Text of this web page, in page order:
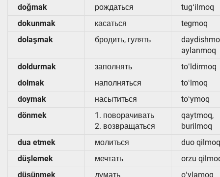
doğmak
рождаться
tugʻilmoq
dokunmak
касаться
tegmoq
dolaşmak
бродить, гулять
aylanmoq
doldurmak
заполнять
toʻldirmoq
dolmak
наполняться
toʻlmoq
doymak
насытиться
toʻymoq
dönmek
1. поворачивать
2. возвращаться
qaytmoq,
burilmoq
dua etmek
молиться
duo qilmoq
düşlemek
мечтать
orzu
düşünmek
думать
oʻylamoq